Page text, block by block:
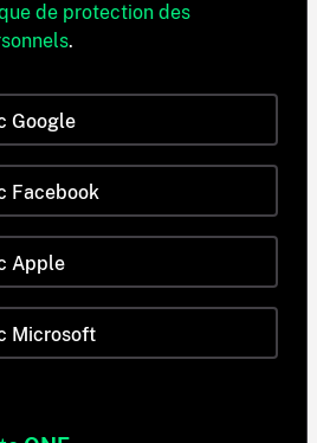
de protection des
.
Google
Facebook
Apple
Microsoft